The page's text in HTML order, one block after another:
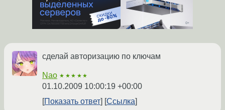
сделай авторизацию по ключам
Nao ★★★★★
01.10.2009 10:00:19 +00:00
Показать ответ
Ссылка